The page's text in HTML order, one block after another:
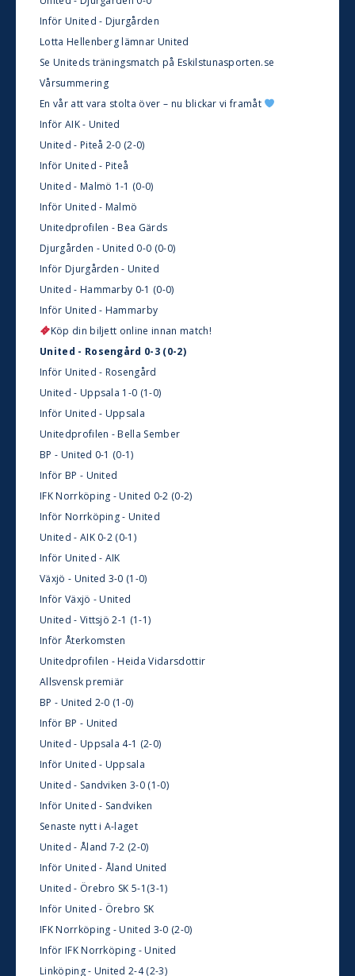
Inför United - Djurgården
Lotta Hellenberg lämnar United
Se Uniteds träningsmatch på Eskilstunasporten.se
Vårsummering
En vår att vara stolta över – nu blickar vi framåt
Inför AIK - United
United - Piteå 2-0 (2-0)
Inför United - Piteå
United - Malmö 1-1 (0-0)
Inför United - Malmö
Unitedprofilen - Bea Gärds
Djurgården - United 0-0 (0-0)
Inför Djurgården - United
United - Hammarby 0-1 (0-0)
Inför United - Hammarby
Köp din biljett online innan match!
United - Rosengård 0-3 (0-2)
Inför United - Rosengård
United - Uppsala 1-0 (1-0)
Inför United - Uppsala
Unitedprofilen - Bella Sember
BP - United 0-1 (0-1)
Inför BP - United
IFK Norrköping - United 0-2 (0-2)
Inför Norrköping - United
United - AIK 0-2 (0-1)
Inför United - AIK
Växjö - United 3-0 (1-0)
Inför Växjö - United
United - Vittsjö 2-1 (1-1)
Inför Återkomsten
Unitedprofilen - Heida Vidarsdottir
Allsvensk premiär
BP - United 2-0 (1-0)
Inför BP - United
United - Uppsala 4-1 (2-0)
Inför United - Uppsala
United - Sandviken 3-0 (1-0)
Inför United - Sandviken
Senaste nytt i A-laget
United - Åland 7-2 (2-0)
Inför United - Åland United
United - Örebro SK 5-1(3-1)
Inför United - Örebro SK
IFK Norrköping - United 3-0 (2-0)
Inför IFK Norrköping - United
Linköping - United 2-4 (2-3)